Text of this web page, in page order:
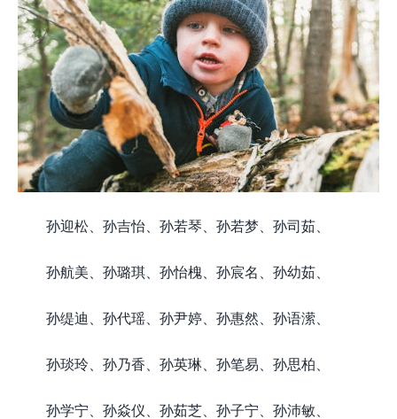
孙迎松、孙吉怡、孙若琴、孙若梦、孙司茹、
孙航美、孙璐琪、孙怡槐、孙宸名、孙幼茹、
孙缇迪、孙代瑶、孙尹婷、孙惠然、孙语潆、
孙琰玲、孙乃香、孙英琳、孙笔易、孙思柏、
孙学宁、孙焱仪、孙茹芝、孙子宁、孙沛敏、